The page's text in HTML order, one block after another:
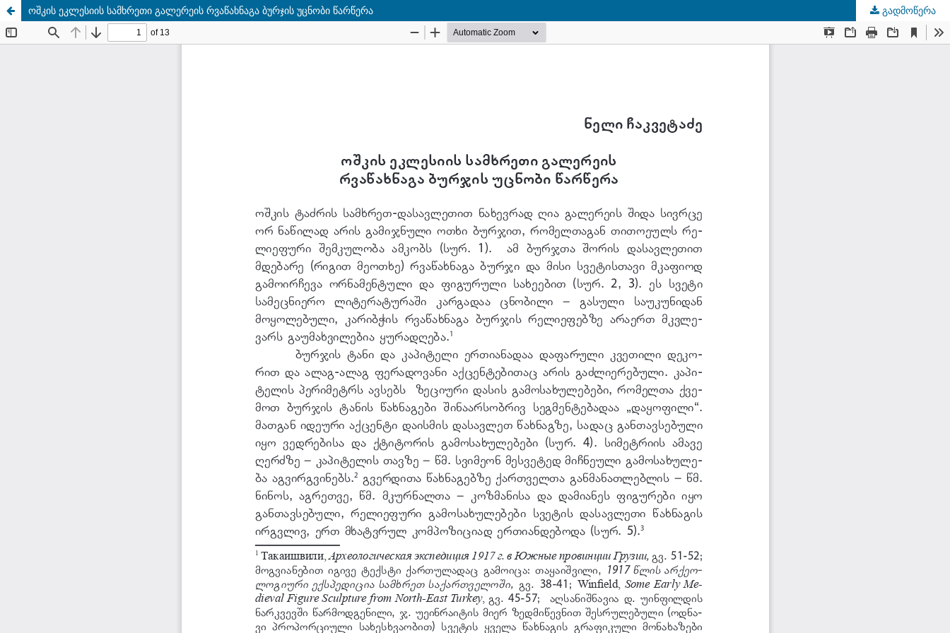
ოშკის ეკლესიის სამხრეთი გალერეის რვაწახნაგა ბურჯის უცნობი წარწერა გადმოწერა